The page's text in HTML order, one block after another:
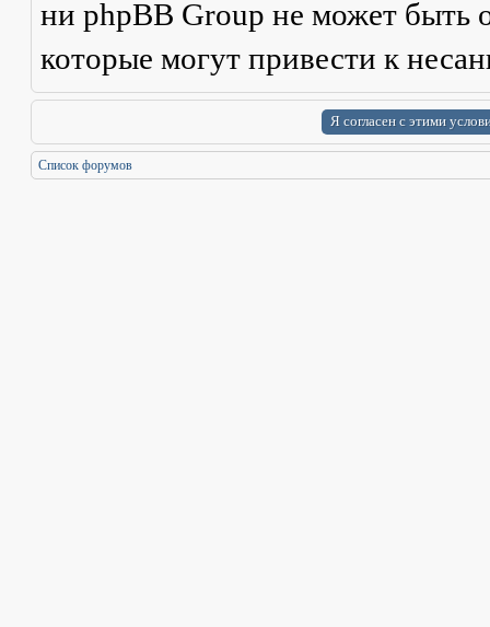
ни phpBB Group не может быть
которые могут привести к
Список форумов